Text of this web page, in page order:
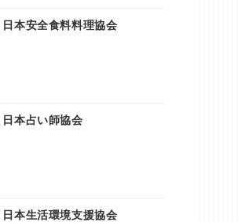
日本安全食料料理協会
日本占い師協会
日本生活環境支援協会